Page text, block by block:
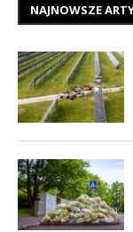
NAJNOWSZE